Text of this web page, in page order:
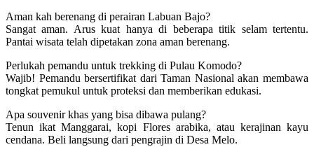
Aman kah berenang di perairan Labuan Bajo?
Sangat aman. Arus kuat hanya di beberapa titik selam tertentu.
Pantai wisata telah dipetakan zona aman berenang.
Perlukah pemandu untuk trekking di Pulau Komodo?
Wajib! Pemandu bersertifikat dari Taman Nasional akan membawa
tongkat pemukul untuk proteksi dan memberikan edukasi.
Apa souvenir khas yang bisa dibawa pulang?
Tenun ikat Manggarai, kopi Flores arabika, atau kerajinan kayu
cendana. Beli langsung dari pengrajin di Desa Melo.